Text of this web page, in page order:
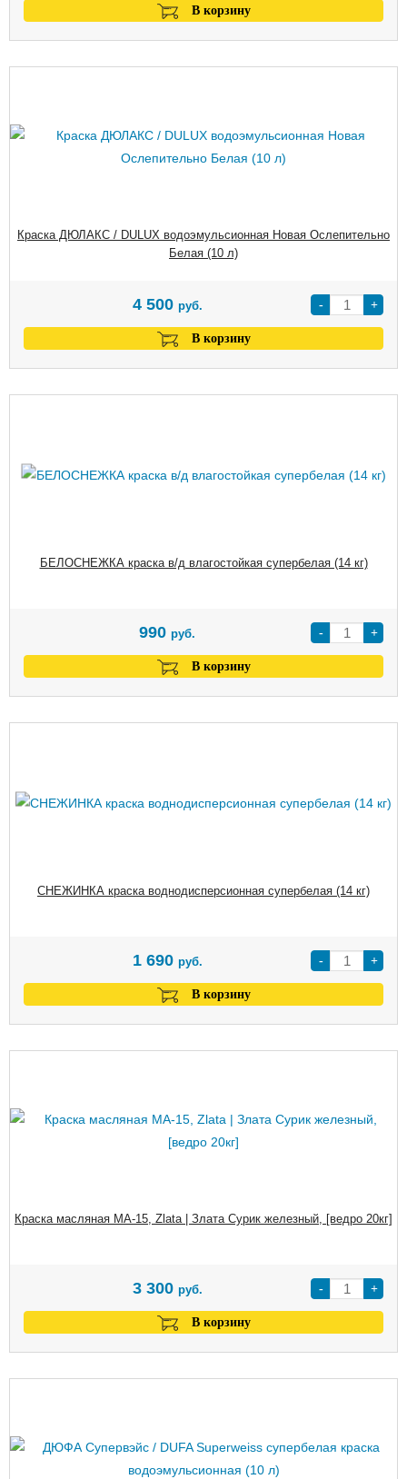
В корзину
Краска ДЮЛАКС / DULUX водоэмульсионная Новая Ослепительно
Белая (10 л)
- +
4 500 руб.
В корзину
БЕЛОСНЕЖКА краска в/д влагостойкая супербелая (14 кг)
- +
990 руб.
В корзину
СНЕЖИНКА краска воднодисперсионная супербелая (14 кг)
- +
1 690 руб.
В корзину
Краска масляная МА-15, Zlata | Злата Сурик железный, [ведро 20кг]
- +
3 300 руб.
В корзину